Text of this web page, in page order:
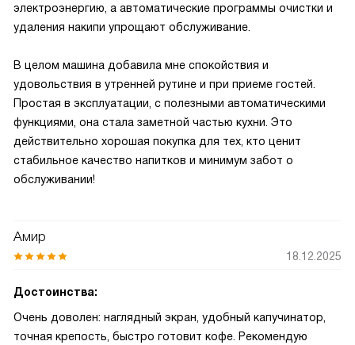
электроэнергию, а автоматические программы очистки и
удаления накипи упрощают обслуживание.
В целом машина добавила мне спокойствия и
удовольствия в утренней рутине и при приеме гостей.
Простая в эксплуатации, с полезными автоматическими
функциями, она стала заметной частью кухни. Это
действительно хорошая покупка для тех, кто ценит
стабильное качество напитков и минимум забот о
обслуживании!
Амир
18.12.2025
Достоинства:
Очень доволен: наглядный экран, удобный капучинатор,
точная крепость, быстро готовит кофе. Рекомендую